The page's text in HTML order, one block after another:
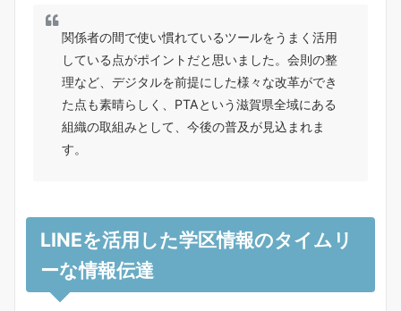
関係者の間で使い慣れているツールをうまく活用
している点がポイントだと思いました。会則の整
理など、デジタルを前提にした様々な改革ができ
た点も素晴らしく、PTAという滋賀県全域にある
組織の取組みとして、今後の普及が見込まれま
す。
LINEを活用した学区情報のタイムリ
ーな情報伝達